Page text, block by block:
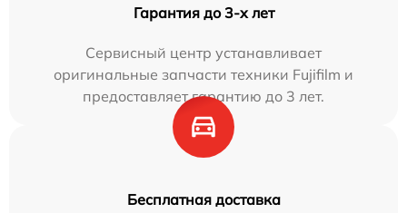
Гарантия до 3-х лет
Сервисный центр устанавливает
оригинальные запчасти техники Fujifilm и
предоставляет гарантию до 3 лет.
Бесплатная доставка